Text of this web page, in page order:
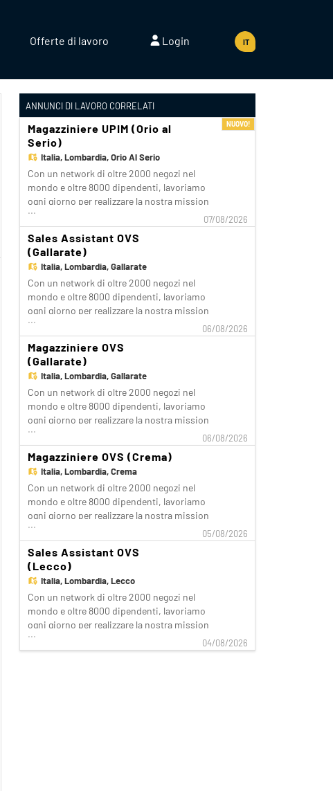
Offerte di lavoro Login IT
ANNUNCI DI LAVORO CORRELATI
NUOVO!
Magazziniere UPIM (Orio al
Serio)
Italia,Lombardia, Orio Al Serio
Con un network di oltre 2000 negozi nel
mondo e oltre 8000 dipendenti, lavoriamo
ogni giorno per realizzare la nostra mission
di rendere il bello accessibile a tutti.
Facciamo la differenza per i nostri clienti
attraverso i brand del nostro gruppo: OVS,
OVS Kids, UPIM, Blukids, Croff, Les Copains,
S
...
07/08/2026
Sales Assistant OVS
(Gallarate)
Italia,Lombardia, Gallarate
Con un network di oltre 2000 negozi nel
mondo e oltre 8000 dipendenti, lavoriamo
ogni giorno per realizzare la nostra mission
di rendere il bello accessibile a tutti.
Facciamo la differenza per i nostri clienti
attraverso i brand del nostro gruppo: OVS,
OVS Kids, UPIM, Blukids, Croff, Les Copains,
S
...
06/08/2026
Magazziniere OVS
(Gallarate)
Italia,Lombardia, Gallarate
Con un network di oltre 2000 negozi nel
mondo e oltre 8000 dipendenti, lavoriamo
ogni giorno per realizzare la nostra mission
di rendere il bello accessibile a tutti.
Facciamo la differenza per i nostri clienti
attraverso i brand del nostro gruppo: OVS,
OVS Kids, UPIM, Blukids, Croff, Les Copains,
S
...
06/08/2026
Magazziniere OVS (Crema)
Italia,Lombardia, Crema
Con un network di oltre 2000 negozi nel
mondo e oltre 8000 dipendenti, lavoriamo
ogni giorno per realizzare la nostra mission
di rendere il bello accessibile a tutti.
Facciamo la differenza per i nostri clienti
attraverso i brand del nostro gruppo: OVS,
OVS Kids, UPIM, Blukids, Croff, Les Copains,
S
...
05/08/2026
Sales Assistant OVS
(Lecco)
Italia,Lombardia, Lecco
Con un network di oltre 2000 negozi nel
mondo e oltre 8000 dipendenti, lavoriamo
ogni giorno per realizzare la nostra mission
di rendere il bello accessibile a tutti.
Facciamo la differenza per i nostri clienti
...
04/08/2026